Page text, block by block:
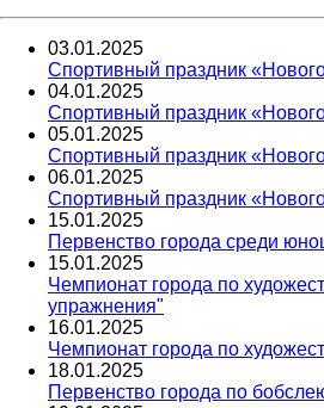
03.01.2025
Спортивный праздник
04.01.2025
Спортивный праздник
05.01.2025
Спортивный праздник
06.01.2025
Спортивный праздник
15.01.2025
Первенство города среди
15.01.2025
Чемпионат города по
упражнения"
16.01.2025
Чемпионат города по
18.01.2025
Первенство города по